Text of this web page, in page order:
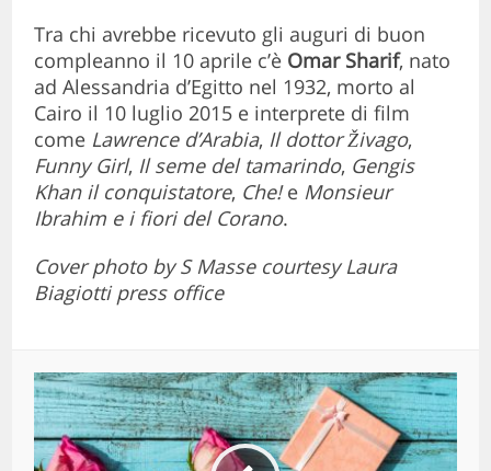
Tra chi avrebbe ricevuto gli auguri di buon
compleanno il 10 aprile c’è Omar Sharif, nato
ad Alessandria d’Egitto nel 1932, morto al
Cairo il 10 luglio 2015 e interprete di film
come Lawrence d’Arabia, Il dottor Živago,
Funny Girl, Il seme del tamarindo, Gengis
Khan il conquistatore, Che!e Monsieur
Ibrahim e i fiori del Corano.
Cover photo by S Masse courtesy Laura
Biagiotti press office